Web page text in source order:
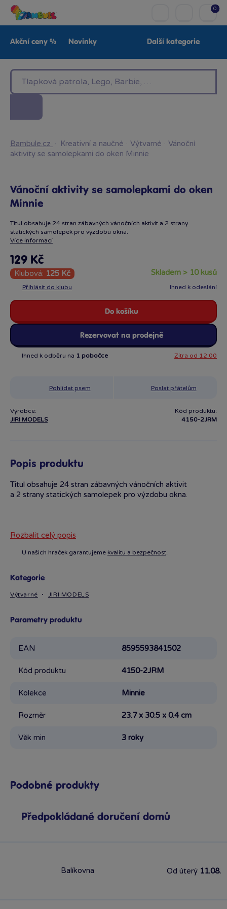
0
Akční ceny % Novinky
Baby Značky
Další kategorie
Bambule.cz · Kreativní a naučné · Výtvarné · Vánoční
aktivity se samolepkami do oken Minnie
Vánoční aktivity se samolepkami do oken
Minnie
Titul obsahuje 24 stran zábavných vánočních aktivit a 2 strany
statických samolepek pro výzdobu okna.
Více informací
129 Kč
Klubová: 125 Kč
Přihlásit do klubu
skladem > 10 kusů
Ihned k odeslání
Rezervovat na prodejně
Do košíku
Ihned k odběru na 1 pobočce Zítra od 12:00
Pohlídat psem Poslat přátelům
Výrobce:
JIRI MODELS
Kód produktu:
4150-2JRM
Popis produktu
Titul obsahuje 24 stran zábavných vánočních aktivit
a 2 strany statických samolepek pro výzdobu okna.
Rozbalit celý popis
U našich hraček garantujeme kvalitu a bezpečnost.
Kategorie
Výtvarné JIRI MODELS
Parametry produktu
EAN 8595593841502
Kód produktu 4150-2JRM
Kolekce Minnie
Rozměr 23.7 x 30.5 x 0.4 cm
Věk min 3 roky
Podobné produkty
Předpokládané doručení domů
Balíkovna Od úterý 11.08.